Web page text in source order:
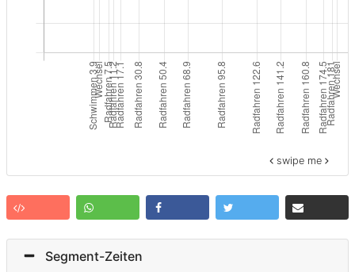
swipe me
Segment-Zeiten